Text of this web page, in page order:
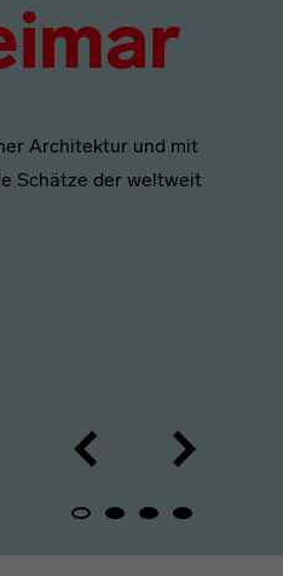
Architektur und mit
Schätze der weltweit